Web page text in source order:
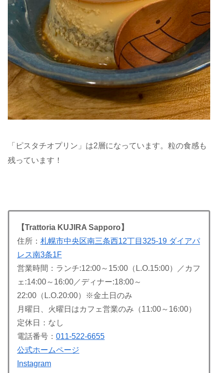
「ピスタチオプリン」は2層になっています。粒の食感も
残っています！
【Trattoria KUJIRA Sapporo】
住所： 札幌市中央区南三条西12丁目325-19 ダイアパ
レス南3条1F
営業時間：ランチ:12:00～15:00（L.O.15:00）／カフ
ェ:14:00～16:00／ディナー:18:00～
22:00（L.O.20:00）※金土日のみ
月曜日、火曜日はカフェ営業のみ（11:00～16:00）
定休日：なし
電話番号： 011-522-6655
公式ホームページ
Instagram